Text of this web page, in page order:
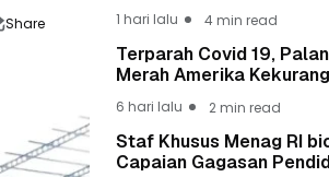
Share
Keselamatan Warga Lebih
Berharga
1 hari lalu 4 min read
Terparah Covid 19,
Merah Amerika
6 hari lalu 2 min read
Staf Khusus Menag RI
Capaian Gagasan